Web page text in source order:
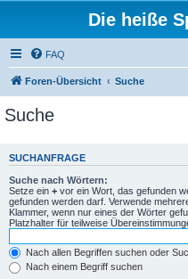
Die heiße
FAQ
Foren-Übersicht Suche
Suche
SUCHANFRAGE
Suche nach Wörtern:
Setze ein + vor ein Wort, das gefunden
gefunden werden darf. Verwende
Klammer, wenn nur eines der Wörter
Platzhalter für teilweise
Nach allen Begriffen suchen oder
Nach einem Begriff suchen